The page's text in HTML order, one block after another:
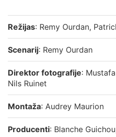
Režijas: Remy Ourdan,
Scenarij: Remy Ourdan
Direktor fotografije:
Nils Ruinet
Montaža: Audrey Maurion
Producenti: Blanche